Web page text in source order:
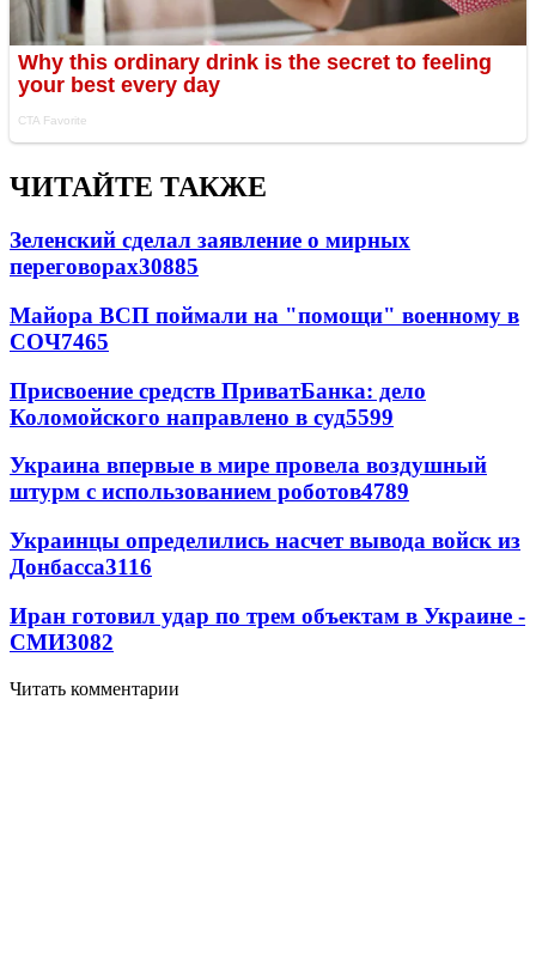
ЧИТАЙТЕ ТАКЖЕ
Зеленский сделал заявление о мирных
переговорах30885
Майора ВСП поймали на "помощи" военному в
СОЧ7465
Присвоение средств ПриватБанка: дело
Коломойского направлено в суд5599
Украина впервые в мире провела воздушный
штурм с использованием роботов4789
Украинцы определились насчет вывода войск из
Донбасса3116
Иран готовил удар по трем объектам в Украине -
СМИ3082
Читать комментарии